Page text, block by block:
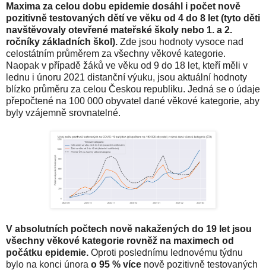
Maxima za celou dobu epidemie dosáhl i počet nově
pozitivně testovaných dětí ve věku od 4 do 8 let (tyto děti
navštěvovaly otevřené mateřské školy nebo 1. a 2.
ročníky základních škol). Zde jsou hodnoty vysoce nad
celostátním průměrem za všechny věkové kategorie.
Naopak v případě žáků ve věku od 9 do 18 let, kteří měli v
lednu i únoru 2021 distanční výuku, jsou aktuální hodnoty
blízko průměru za celou Českou republiku. Jedná se o údaje
přepočtené na 100 000 obyvatel dané věkové kategorie, aby
byly vzájemně srovnatelné.
V absolutních počtech nově nakažených do 19 let jsou
všechny věkové kategorie rovněž na maximech od
počátku epidemie. Oproti poslednímu lednovému týdnu
bylo na konci února o 95 % více nově pozitivně testovaných